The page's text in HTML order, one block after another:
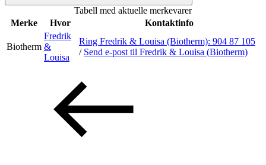
Inspirasjon
Åpningstider
Tabell med aktuelle merkevarer
Merke
Hvor Kontaktinfo
Biotherm
Fredrik
&
Louisa
Ring Fredrik & Louisa (Biotherm): 904 87 105
/ Send e-post til Fredrik & Louisa (Biotherm)